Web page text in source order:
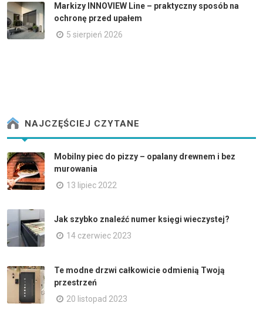
Markizy INNOVIEW Line – praktyczny sposób na
ochronę przed upałem
5 sierpień 2026
NAJCZĘŚCIEJ CZYTANE
Mobilny piec do pizzy – opalany drewnem i bez
murowania
13 lipiec 2022
Jak szybko znaleźć numer księgi wieczystej?
14 czerwiec 2023
Te modne drzwi całkowicie odmienią Twoją
przestrzeń
20 listopad 2023